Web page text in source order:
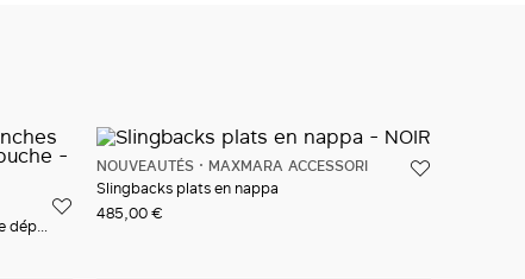
Gilet rembourrée sans manches en toile déperlante avec capuche
NOUVEAUTÉS
MAXMARA ACCESSORI
Slingbacks plats en nappa
485,00 €